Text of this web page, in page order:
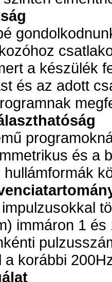
a készülék
és az adott
és a
immáron 1 és
a korábbi